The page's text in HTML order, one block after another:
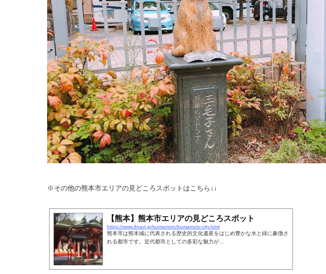
※その他の熊本市エリアの見どころスポットはこちら↓↓
【熊本】熊本市エリアの見どころスポット
https://www.9navi.jp/kumamoto/kumamoto-city.html
熊本市は熊本城に代表される歴史的文化遺産をはじめ豊かな水と緑に象徴さ
れる都市です。近代都市としての多彩な魅力が…